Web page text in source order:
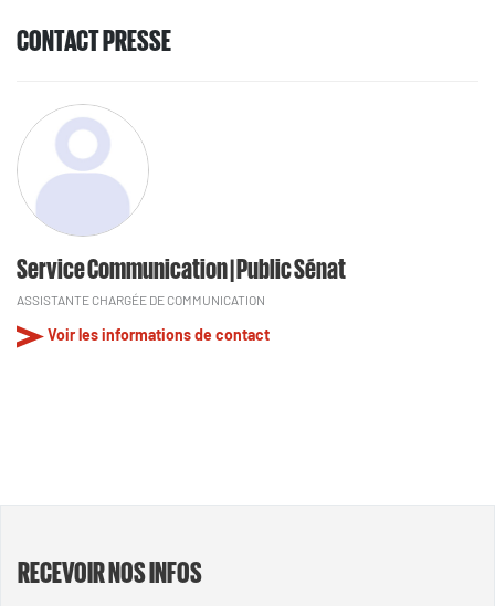
CONTACT PRESSE
Service Communication | Public Sénat
ASSISTANTE CHARGÉE DE COMMUNICATION
Voir les informations de contact
RECEVOIR NOS INFOS